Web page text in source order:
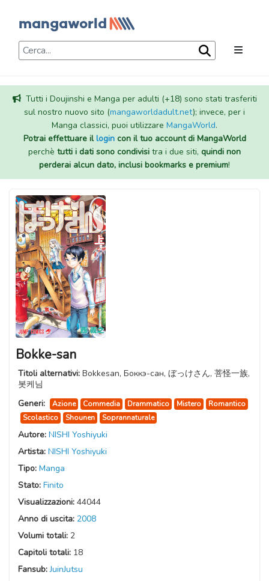
Tutti i Doujinshi e Manga per adulti (+18) sono stati trasferiti
sul nostro nuovo sito (mangaworldadult.net); invece, per i
Manga classici, puoi utilizzare MangaWorld.
Potrai effettuare illogincon il tuo account di MangaWorld
perchè tutti i dati sono condivisi tra i due siti, quindi non
perderai alcun dato, inclusi bookmarks e premium!
Bokke-san
Titoli alternativi: Bokkesan, Боккэ-сан, ぼっけさん, 菩怪一族,
봇케님
Generi:
Azione Commedia Drammatico Mistero
Romantico
Scolastico
Shounen Soprannaturale
Autore: NISHI Yoshiyuki
Artista: NISHI Yoshiyuki
Tipo: Manga
Stato: Finito
Visualizzazioni: 44044
Anno di uscita: 2008
Volumi totali: 2
Capitoli totali: 18
Fansub:JuinJutsu